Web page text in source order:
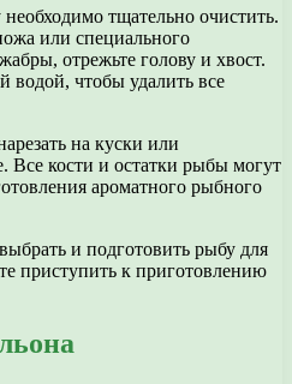
тщательно очистить.
или специального
отрежьте голову и хвост.
водой, чтобы удалить все
на куски или
Все кости и остатки рыбы могут
ароматного рыбного
и подготовить рыбу для
приступить к приготовлению